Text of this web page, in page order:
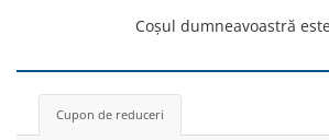
Coșul dumneavoastră
Cupon de reduceri